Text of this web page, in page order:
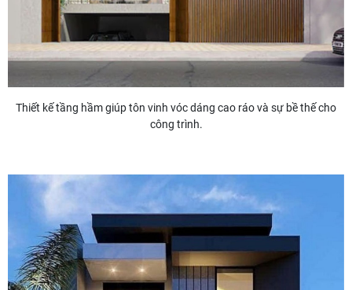
Thiết kế tầng hầm giúp tôn vinh vóc dáng cao ráo và sự bề thế cho
công trình.